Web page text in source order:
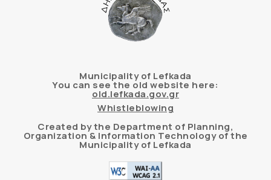
Municipality of Lefkada
You can see the old website here:
old.lefkada.gov.gr
Whistleblowing
Created by the Department of Planning,
Organization & Information Technology of the
Municipality of Lefkada